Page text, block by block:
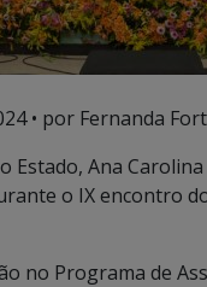
• por Fernanda
Estado, Ana
o IX encontro
no Programa de